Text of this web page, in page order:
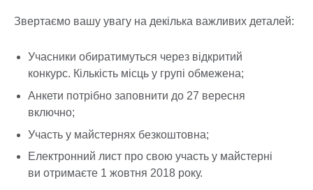
Звертаємо вашу увагу на декілька важливих деталей:
Учасники обиратимуться через відкритий
конкурс. Кількість місць у групі обмежена;
Анкети потрібно заповнити до 27 вересня
включно;
Участь у майстернях безкоштовна;
Електронний лист про свою участь у майстерні
ви отримаєте 1 жовтня 2018 року.